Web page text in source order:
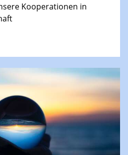
Kooperationen in